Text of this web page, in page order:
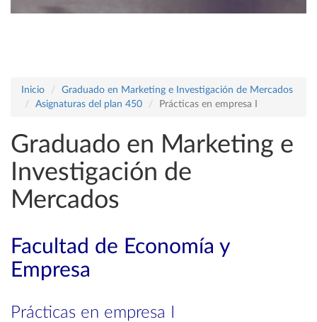
Inicio
Graduado en Marketing e Investigación de Mercados
Asignaturas del plan 450
Prácticas en empresa I
Graduado en Marketing e
Investigación de
Mercados
Facultad de Economía y
Empresa
Prácticas en empresa I